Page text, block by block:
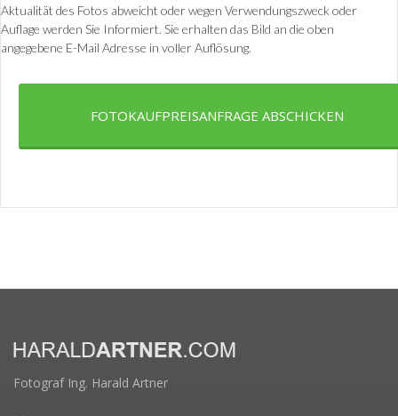
Aktualität des Fotos abweicht oder wegen Verwendungszweck oder
Auflage werden Sie Informiert. Sie erhalten das Bild an die oben
angegebene E-Mail Adresse in voller Auflösung.
FOTOKAUFPREISANFRAGE ABSCHICKEN
Fotograf Ing. Harald Artner